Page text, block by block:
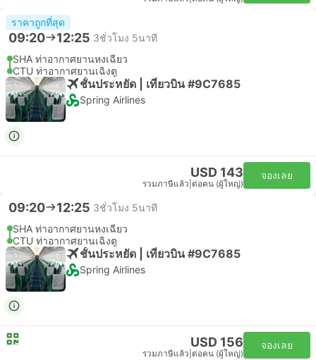
ราคาถูกที่สุด
09:20 12:25 3ชั่วโมง 5นาที
SHA ท่าอากาศยานหงเฉียว
CTU ท่าอากาศยานเฉิงตู
ชั้นประหยัด | เที่ยวบิน #9C7685
Spring Airlines
USD 143
รวมภาษีแล้ว ต่อคน (ผู้ใหญ่)
จองเลย
09:20 12:25 3ชั่วโมง 5นาที
SHA ท่าอากาศยานหงเฉียว
CTU ท่าอากาศยานเฉิงตู
ชั้นประหยัด | เที่ยวบิน #9C7685
Spring Airlines
USD 156
รวมภาษีแล้ว ต่อคน (ผู้ใหญ่)
จองเลย